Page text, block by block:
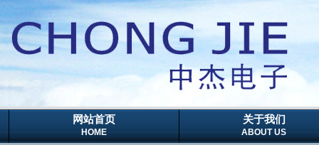
网站首页
HOME
关于我们
ABOUT US